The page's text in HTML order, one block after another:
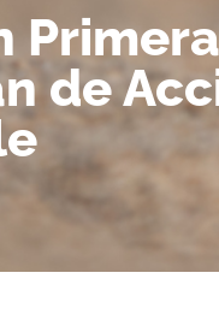
de